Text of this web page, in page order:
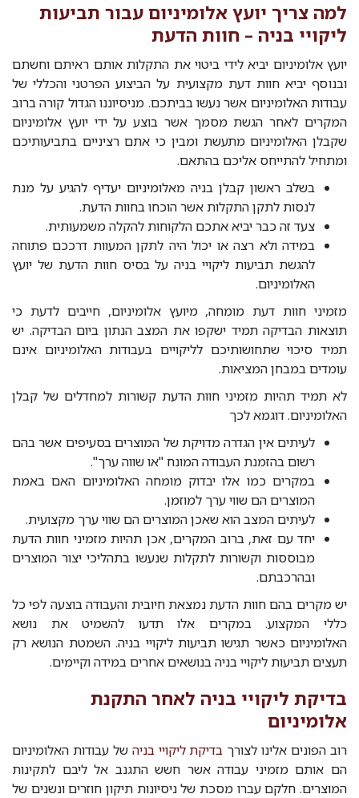
למה צריך יועץ אלומיניום עבור תביעות
ליקויי בניה – חוות הדעת
יועץ אלומיניום יביא לידי ביטוי את התקלות אותם ראיתם וחשתם
ובנוסף יביא חוות דעת מקצועית על הביצוע הפרטני והכללי של
עבודות האלומיניום אשר נעשו בביתכם. מניסיוננו הגדול קורה ברוב
המקרים לאחר הגשת מסמך אשר בוצע על ידי יועץ אלומיניום
שקבלן האלומיניום מתעשת ומבין כי אתם רציניים בתביעותיכם
ומתחיל להתייחס אליכם בהתאם.
בשלב ראשון קבלן בניה מאלומיניום יעדיף להגיע על מנת
לנסות לתקן התקלות אשר הוכחו בחוות הדעת.
צעד זה כבר יביא אתכם הלקוחות להקלה משמעותית.
במידה ולא רצה או יכול היה לתקן המעוות דרככם פתוחה
להגשת תביעות ליקויי בניה על בסיס חוות הדעת של יועץ
האלומיניום.
מזמיני חוות דעת מומחה, מיועץ אלומיניום, חייבים לדעת כי
תוצאות הבדיקה תמיד ישקפו את המצב הנתון ביום הבדיקה. יש
תמיד סיכוי שתחושותיכם לליקויים בעבודות האלומיניום אינם
עומדים במבחן המציאות.
לא תמיד תהיות מזמיני חוות הדעת קשורות למחדלים של קבלן
האלומיניום. דוגמא לכך
לעיתים אין הגדרה מדויקת של המוצרים בסעיפים אשר בהם
רשום בהזמנת העבודה המונח "או שווה ערך".
במקרים כמו אלו יבדוק מומחה האלומיניום האם באמת
המוצרים הם שווי ערך למוזמן.
לעיתים המצב הוא שאכן המוצרים הם שווי ערך מקצועית.
יחד עם זאת, ברוב המקרים, אכן תהיות מזמיני חוות הדעת
מבוססות וקשורות לתקלות שנעשו בתהליכי יצור המוצרים
ובהרכבתם.
יש מקרים בהם חוות הדעת נמצאת חיובית והעבודה בוצעה לפי כל
כללי המקצוע. במקרים אלו תדעו להשמיט את נושא
האלומיניום כאשר תגישו תביעות ליקויי בניה. השמטת הנושא רק
תעצים תביעות ליקויי בניה בנושאים אחרים במידה וקיימים.
בדיקת ליקויי בניה לאחר התקנת
אלומיניום
רוב הפונים אלינו לצורך בדיקת ליקויי בניה של עבודות האלומיניום
הם אותם מזמיני עבודה אשר חשש התגנב אל ליבם לתקינות
המוצרים. חלקם עברו מסכת של ניסיונות תיקון חוזרים ונשנים של